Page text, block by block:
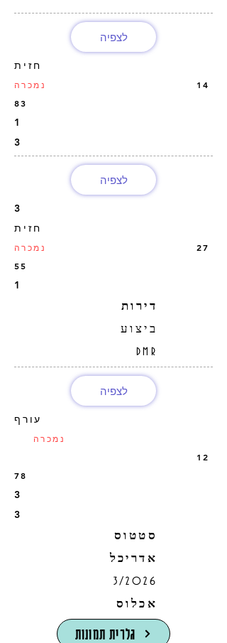
לצפיה
חזית
נמכרה
14
83
1
3
לצפיה
3
חזית
נמכרה
27
55
1
דירות
ביצוע
DMR
לצפיה
עורף
נמכרה
12
78
3
3
סטטוס
אדריכל
3/2026
אכלוס
גלרית תמונות